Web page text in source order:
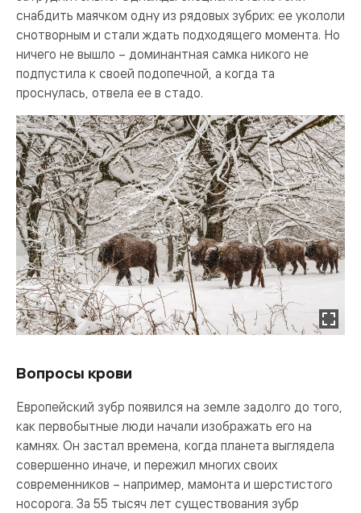
снабдить маячком одну из рядовых зубрих: ее укололи
снотворным и стали ждать подходящего момента. Но
ничего не вышло – доминантная самка никого не
подпустила к своей подопечной, а когда та
проснулась, отвела ее в стадо.
Вопросы крови
Европейский зубр появился на земле задолго до того,
как первобытные люди начали изображать его на
камнях. Он застал времена, когда планета выглядела
совершенно иначе, и пережил многих своих
современников – например, мамонта и шерстистого
носорога. За 55 тысяч лет существования зубр